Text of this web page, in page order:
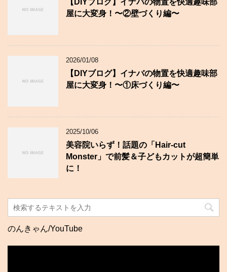
【DIYブログ】イナバの物置を快適趣味部
屋に大変身！〜②壁づくり編〜
2026/01/08
【DIYブログ】イナバの物置を快適趣味部
屋に大変身！〜①床づくり編〜
2025/10/06
美容院いらず！話題の「Hair-cut
Monster」で前髪＆子どもカットが超簡単
に！
のんきゃん/YouTube